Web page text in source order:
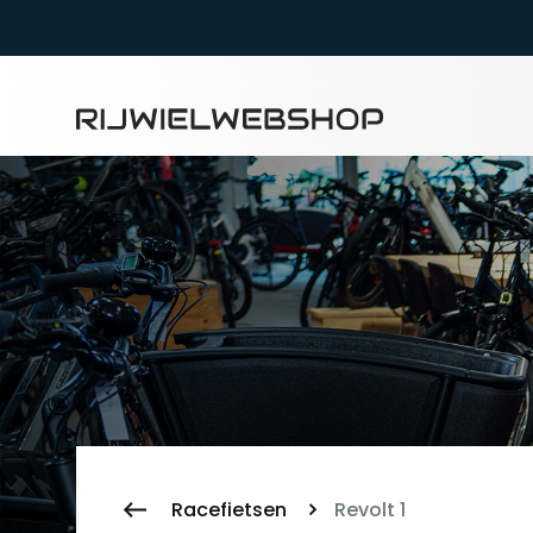
Zoeken
Racefietsen Revolt 1